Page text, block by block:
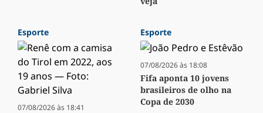
Esporte
07/08/2026 às 18:41
Esporte
07/08/2026 às 18:08
Fifa aponta 10 jovens
brasileiros de olho na
Copa de 2030